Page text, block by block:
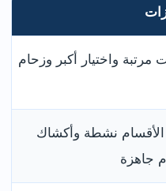
مرتبة واختيار أكبر وزحام
نشطة وأكشاك
جاهزة